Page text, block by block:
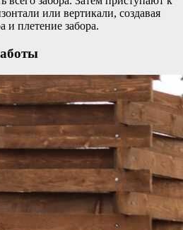
или вертикали, создавая
и плетение забора.